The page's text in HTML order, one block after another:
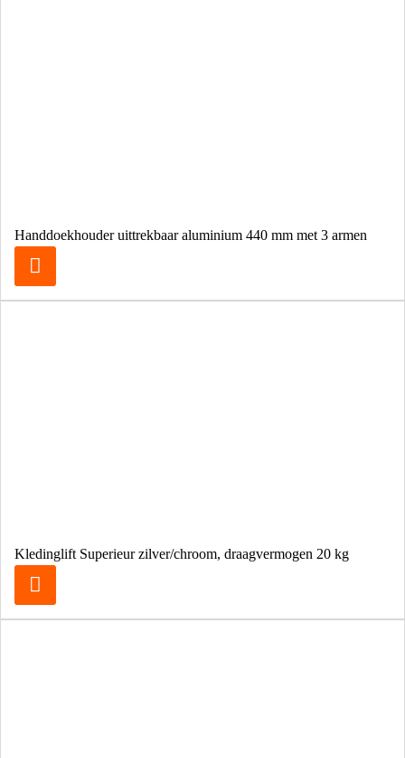
Handdoekhouder uittrekbaar aluminium 440 mm met 3 armen
Kledinglift Superieur zilver/chroom, draagvermogen 20 kg